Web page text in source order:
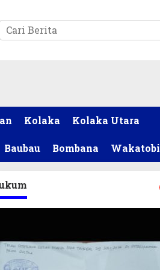
Kolaka Kolaka Utara
Baubau Bombana Wakatobi